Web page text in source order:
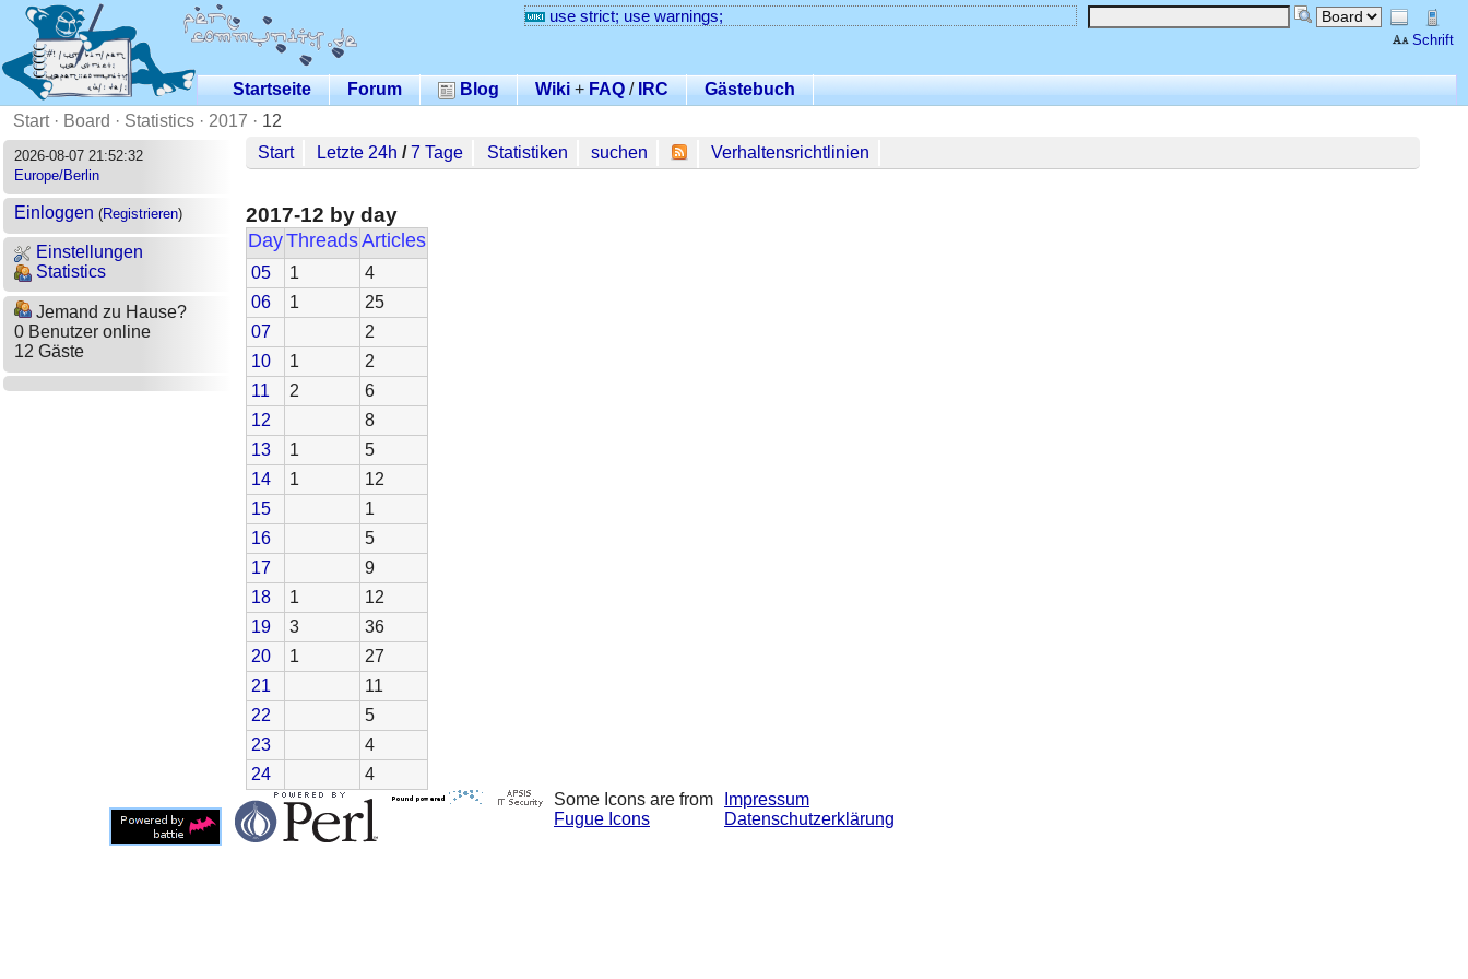
Schrift
use strict; use warnings;
Startseite Forum Blog Wiki+ FAQ /IRC
Gästebuch
Start· Board · Statistics · 2017 · 12
2026-08-07 21:52:32
Europe/Berlin
Einloggen (Registrieren)
Einstellungen
Statistics
Jemand zu Hause?
0 Benutzer online
12 Gäste
Start Letzte 24h /7 Tage Statistiken suchen Verhaltensrichtlinien
2017-12 by day
DayThreadsArticles
05 1
4
06
1
25
07
2
10
1
2
11
2
6
12
8
13
1
5
14
1
12
15
1
16
5
17
9
18
1
12
19
3
36
20
1
27
21
11
22
5
23
4
24
4
Some Icons are from
Fugue Icons
Impressum
Datenschutzerklärung